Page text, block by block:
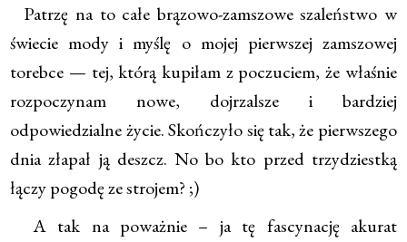
Patrzę na to całe brązowo-zamszowe szaleństwo w
świecie mody i myślę o mojej pierwszej zamszowej
torebce — tej, którą kupiłam z poczuciem, że właśnie
rozpoczynam nowe, dojrzalsze i bardziej
odpowiedzialne życie. Skończyło się tak, że pierwszego
dnia złapał ją deszcz. No bo kto przed trzydziestką
łączy pogodę ze strojem? ;)
A tak na poważnie – ja tę fascynację akurat